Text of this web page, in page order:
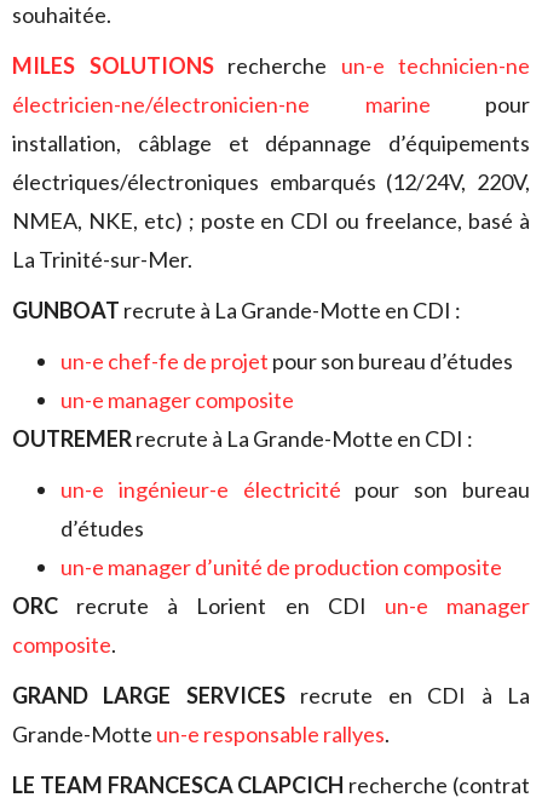
souhaitée.
MILES SOLUTIONSrecherche un-e technicien-ne
électricien-ne/électronicien-ne marine pour
installation, câblage et dépannage d’équipements
électriques/électroniques embarqués (12/24V, 220V,
NMEA, NKE, etc) ; poste en CDI ou freelance, basé à
La Trinité-sur-Mer.
GUNBOAT recrute à La Grande-Motte en CDI :
un-e chef-fe de projet pour son bureau d’études
un-e manager composite
OUTREMERrecrute à La Grande-Motte en CDI :
un-e ingénieur-e électricité pour son bureau
d’études
un-e manager d’unité de production composite
ORC recrute à Lorient en CDI un-e manager
composite.
GRAND LARGE SERVICESrecrute en CDI à La
Grande-Motte un-e responsable rallyes.
LE TEAM FRANCESCA CLAPCICH recherche (contrat